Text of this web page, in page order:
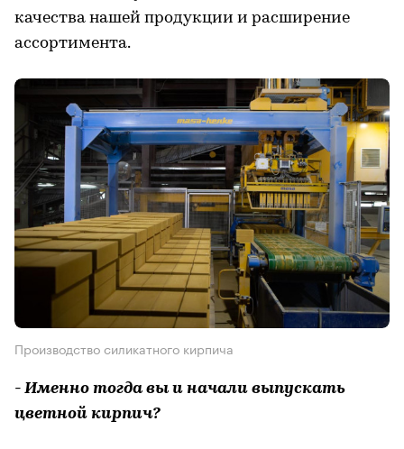
качества нашей продукции и расширение
ассортимента.
Производство силикатного кирпича
- Именно тогда вы и начали выпускать
цветной кирпич?